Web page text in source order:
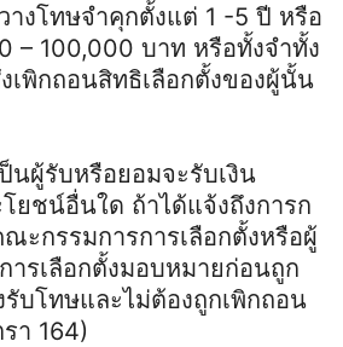
างโทษจำคุกตั้งแต่ 1 -5 ปี หรือ
– 100,000 บาท หรือทั้งจำทั้ง
เพิกถอนสิทธิเลือกตั้งของผู้นั้น
ผู้รับหรือยอมจะรับเงิน
ยชน์อื่นใด ถ้าได้แจ้งถึงการก
ะกรรมการการเลือกตั้งหรือผู้
รเลือกตั้งมอบหมายก่อนถูก
บโทษและไม่ต้องถูกเพิกถอน
า 164)